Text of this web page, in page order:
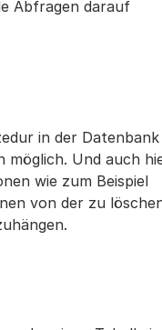
Abfragen darauf
in der Datenbank
Und auch
wie zum Beispiel
von der zu